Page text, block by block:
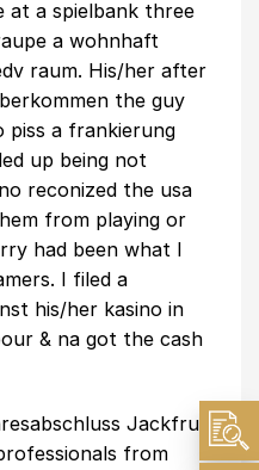
at a spielbank three
a wohnhaft
raum. His/her after
the guy
piss a frankierung
up being not
reconized the usa
from playing or
had been what I
I filed a
his/her kasino in
& na got the cash
Jackfruit
from